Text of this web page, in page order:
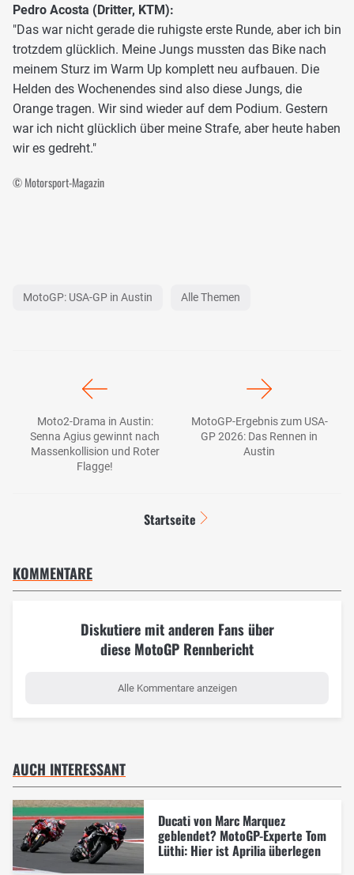
Pedro Acosta (Dritter, KTM):
"Das war nicht gerade die ruhigste erste Runde, aber ich bin
trotzdem glücklich. Meine Jungs mussten das Bike nach
meinem Sturz im Warm Up komplett neu aufbauen. Die
Helden des Wochenendes sind also diese Jungs, die
Orange tragen. Wir sind wieder auf dem Podium. Gestern
war ich nicht glücklich über meine Strafe, aber heute haben
wir es gedreht."
© Motorsport-Magazin
MotoGP: USA-GP in Austin Alle Themen
Moto2-Drama in Austin:
Senna Agius gewinnt nach
Massenkollision und Roter
Flagge!
MotoGP-Ergebnis zum USA-
GP 2026: Das Rennen in
Austin
Startseite
KOMMENTARE
Diskutiere mit anderen Fans über
diese MotoGP Rennbericht
Alle Kommentare anzeigen
AUCH INTERESSANT
Ducati von Marc Marquez
geblendet? MotoGP-Experte Tom
Lüthi: Hier ist Aprilia überlegen